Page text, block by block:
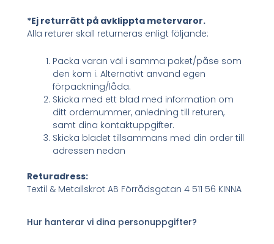
*Ej returrätt på avklippta metervaror.
Alla returer skall returneras enligt följande:
Packa varan väl i samma paket/påse som
den kom i. Alternativt använd egen
förpackning/låda.
Skicka med ett blad med information om
ditt ordernummer, anledning till returen,
samt dina kontaktuppgifter.
Skicka bladet tillsammans med din order till
adressen nedan
Returadress:
Textil & Metallskrot AB Förrådsgatan 4 511 56 KINNA
Hur hanterar vi dina personuppgifter?